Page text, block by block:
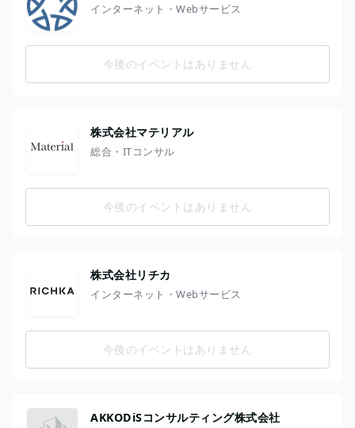
インターネット・Webサービス
今後のイベントはありません
株式会社マテリアル
総合・ITコンサル
今後のイベントはありません
株式会社リチカ
インターネット・Webサービス
今後のイベントはありません
AKKODiSコンサルティング株式会社